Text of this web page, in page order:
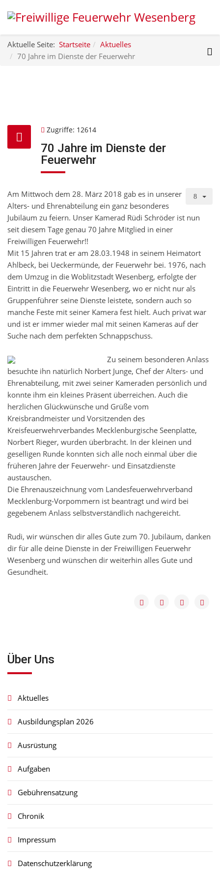
Aktuelle Seite: Startseite
Aktuelles
70 Jahre im Dienste der Feuerwehr
Zugriffe: 12614
70 Jahre im Dienste der
Feuerwehr
Am Mittwoch dem 28. März 2018 gab es in unserer
Alters- und Ehrenabteilung ein ganz besonderes
Jubiläum zu feiern. Unser Kamerad Rüdi Schröder ist nun
seit diesem Tage genau 70 Jahre Mitglied in einer
Freiwilligen Feuerwehr!!
Mit 15 Jahren trat er am 28.03.1948 in seinem Heimatort
Ahlbeck, bei Ueckermünde, der Feuerwehr bei. 1976, nach
dem Umzug in die Woblitzstadt Wesenberg, erfolgte der
Eintritt in die Feuerwehr Wesenberg, wo er nicht nur als
Gruppenführer seine Dienste leistete, sondern auch so
manche Feste mit seiner Kamera fest hielt. Auch privat war
und ist er immer wieder mal mit seinen Kameras auf der
Suche nach dem perfekten Schnappschuss.
Zu seinem besonderen Anlass
besuchte ihn natürlich Norbert Junge, Chef der Alters- und
Ehrenabteilung, mit zwei seiner Kameraden persönlich und
konnte ihm ein kleines Präsent überreichen. Auch die
herzlichen Glückwünsche und Grüße vom
Kreisbrandmeister und Vorsitzenden des
Kreisfeuerwehrverbandes Mecklenburgische Seenplatte,
Norbert Rieger, wurden überbracht. In der kleinen und
geselligen Runde konnten sich alle noch einmal über die
früheren Jahre der Feuerwehr- und Einsatzdienste
austauschen.
Die Ehrenauszeichnung vom Landesfeuerwehrverband
Mecklenburg-Vorpommern ist beantragt und wird bei
gegebenem Anlass selbstverständlich nachgereicht.
Rudi, wir wünschen dir alles Gute zum 70. Jubiläum, danken
dir für alle deine Dienste in der Freiwilligen Feuerwehr
Wesenberg und wünschen dir weiterhin alles Gute und
Gesundheit.
Über Uns
Aktuelles
Ausbildungsplan 2026
Ausrüstung
Aufgaben
Gebührensatzung
Chronik
Impressum
Datenschutzerklärung